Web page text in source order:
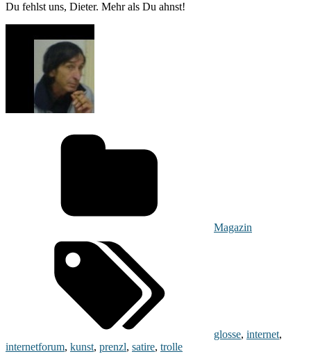
Du fehlst uns, Dieter. Mehr als Du ahnst!
Magazin
glosse, internet,
internetforum, kunst, prenzl, satire, trolle